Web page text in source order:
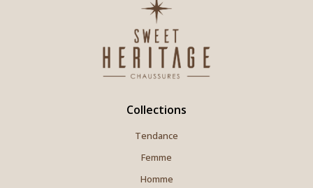
Collections
Tendance
Femme
Homme